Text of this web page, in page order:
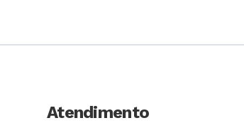
Atendimento